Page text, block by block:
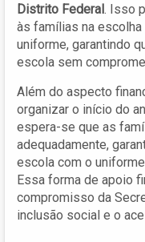
Distrito Federal. Isso
às famílias na
uniforme, garantindo
escola sem
Além do aspecto
organizar o início do
espera-se que as
adequadamente,
escola com o
Essa forma de apoio
compromisso da
inclusão social e o